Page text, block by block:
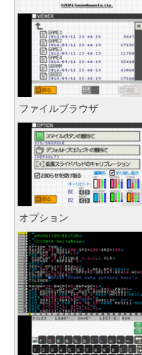
ファイルブラウザ
オプション